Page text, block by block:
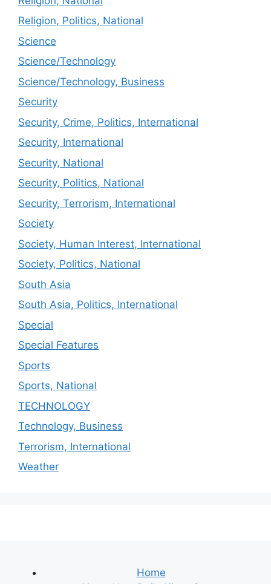
Religion, Politics, National
Science
Science/Technology
Science/Technology, Business
Security
Security, Crime, Politics, International
Security, International
Security, National
Security, Politics, National
Security, Terrorism, International
Society
Society, Human Interest, International
Society, Politics, National
South Asia
South Asia, Politics, International
Special
Special Features
Sports
Sports, National
TECHNOLOGY
Technology, Business
Terrorism, International
Weather
Home